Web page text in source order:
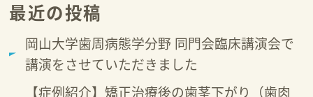
最近の投稿
岡山大学歯周病態学分野 同門会臨床講演会で
講演をさせていただきました
【症例紹介】矯正治療後の歯茎下がり（歯肉